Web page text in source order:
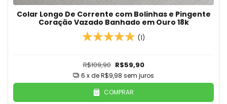
Colar Longo De Corrente com Bolinhas e Pingente
Coração Vazado Banhado em Ouro 18k
(1)
R$109,90 R$59,90
6 x deR$9,98 sem juros
COMPRAR